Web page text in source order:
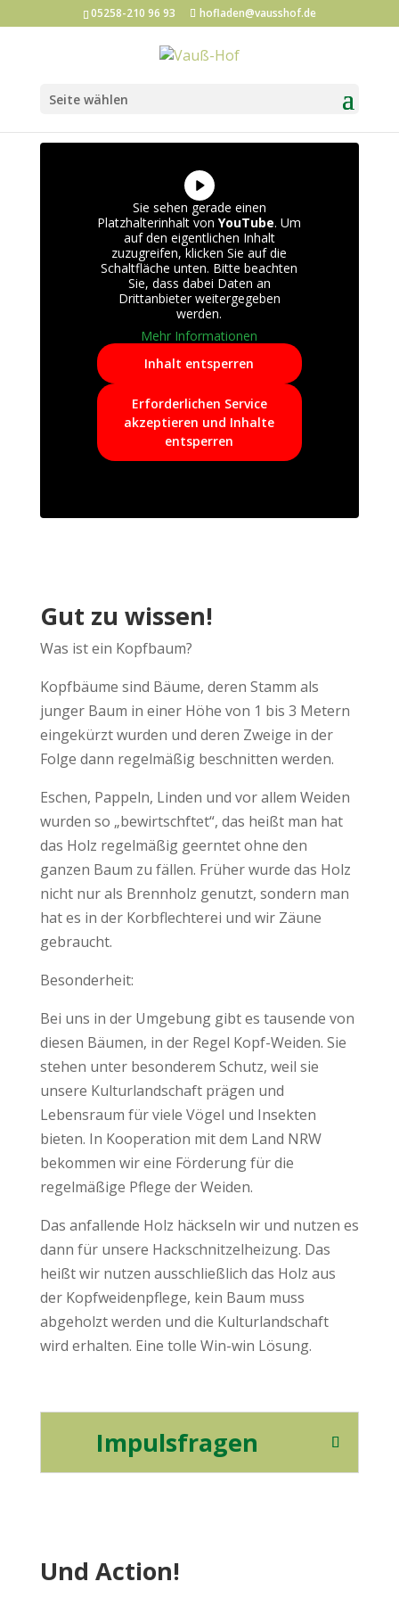
05258-210 96 93 hofladen@vausshof.de
Seite wählen
Sie sehen gerade einen
Platzhalterinhalt vonYouTube. Um
auf den eigentlichen Inhalt
zuzugreifen, klicken Sie auf die
Schaltfläche unten. Bitte beachten
Sie, dass dabei Daten an
Drittanbieter weitergegeben
werden.
Mehr Informationen
Inhalt entsperren
Erforderlichen Service
akzeptieren und Inhalte
entsperren
Gut zu wissen!
Was ist ein Kopfbaum?
Kopfbäume sind Bäume, deren Stamm als
junger Baum in einer Höhe von 1 bis 3 Metern
eingekürzt wurden und deren Zweige in der
Folge dann regelmäßig beschnitten werden.
Eschen, Pappeln, Linden und vor allem Weiden
wurden so „bewirtschftet“, das heißt man hat
das Holz regelmäßig geerntet ohne den
ganzen Baum zu fällen. Früher wurde das Holz
nicht nur als Brennholz genutzt, sondern man
hat es in der Korbflechterei und wir Zäune
gebraucht.
Besonderheit:
Bei uns in der Umgebung gibt es tausende von
diesen Bäumen, in der Regel Kopf-Weiden. Sie
stehen unter besonderem Schutz, weil sie
unsere Kulturlandschaft prägen und
Lebensraum für viele Vögel und Insekten
bieten. In Kooperation mit dem Land NRW
bekommen wir eine Förderung für die
regelmäßige Pflege der Weiden.
Das anfallende Holz häckseln wir und nutzen es
dann für unsere Hackschnitzelheizung. Das
heißt wir nutzen ausschließlich das Holz aus
der Kopfweidenpflege, kein Baum muss
abgeholzt werden und die Kulturlandschaft
wird erhalten. Eine tolle Win-win Lösung.
Impulsfragen
Und Action!